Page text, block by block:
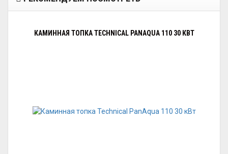
КАМИННАЯ ТОПКА TECHNICAL PANAQUA 110 30 КВТ